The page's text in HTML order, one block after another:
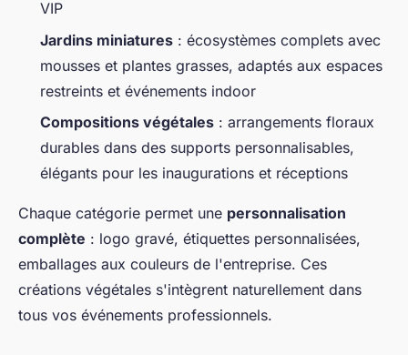
VIP
Jardins miniatures : écosystèmes complets avec
mousses et plantes grasses, adaptés aux espaces
restreints et événements indoor
Compositions végétales : arrangements floraux
durables dans des supports personnalisables,
élégants pour les inaugurations et réceptions
Chaque catégorie permet une personnalisation
complète : logo gravé, étiquettes personnalisées,
emballages aux couleurs de l'entreprise. Ces
créations végétales s'intègrent naturellement dans
tous vos événements professionnels.